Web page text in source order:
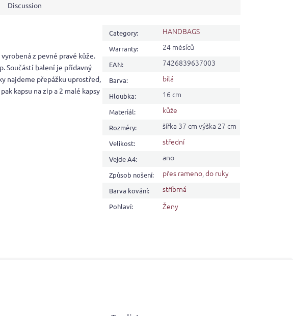
Discussion
z pevné pravé kůže.
Součástí balení je přídavný
najdeme přepážku uprostřed,
kapsu na zip a 2 malé kapsy
Category: HANDBAGS
Warranty: 24 měsíců
EAN: 7426839637003
Barva: bílá
Hloubka: 16 cm
Materiál: kůže
Rozměry: šířka 37 cm výška 27 cm
Velikost: střední
Vejde A4: ano
Způsob nošení: přes rameno,do ruky
Barva kování: stříbrná
Pohlaví: Ženy